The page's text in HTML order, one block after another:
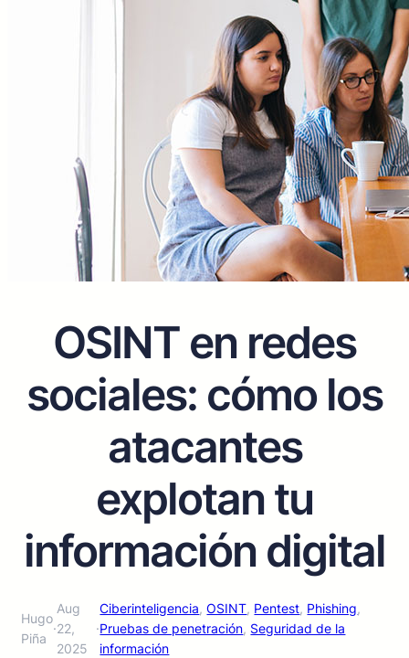
OSINT en redes
sociales: cómo los
atacantes
explotan tu
información digital
Hugo
Piña
·
Aug
22,
2025
·
Ciberinteligencia, OSINT, Pentest, Phishing
Pruebas de penetración, Seguridad de la
información